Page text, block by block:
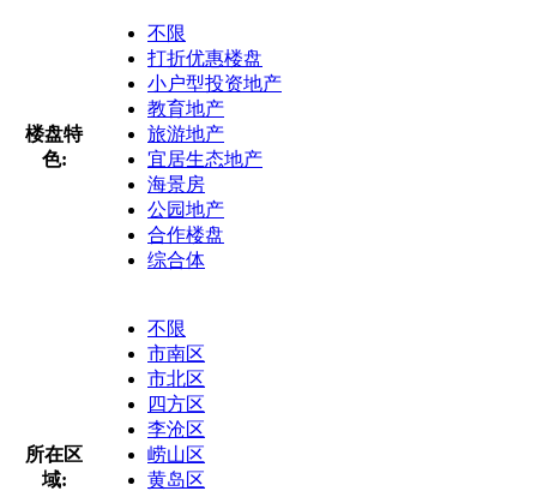
楼盘特
色:
不限
打折优惠楼盘
小户型投资地产
教育地产
旅游地产
宜居生态地产
海景房
公园地产
合作楼盘
综合体
所在区
域:
不限
市南区
市北区
四方区
李沧区
崂山区
黄岛区